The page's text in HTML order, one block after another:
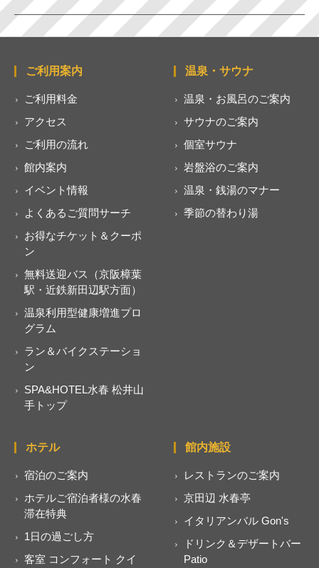
ご利用案内
ご利用料金
アクセス
ご利用の流れ
館内案内
イベント情報
よくあるご質問サーチ
お得なチケット＆クーポ
ン
無料送迎バス（京阪樟葉
駅・近鉄新田辺駅方面）
温泉利用型健康増進プロ
グラム
ラン＆バイクステーショ
ン
SPA&HOTEL水春 松井山
手トップ
温泉・サウナ
温泉・お風呂のご案内
サウナのご案内
個室サウナ
岩盤浴のご案内
温泉・銭湯のマナー
季節の替わり湯
ホテル
宿泊のご案内
ホテルご宿泊者様の水春
滞在特典
1日の過ごし方
客室 コンフォート クイ
館内施設
レストランのご案内
京田辺 水春亭
イタリアンバル Gon's
ドリンク＆デザートバー
Patio